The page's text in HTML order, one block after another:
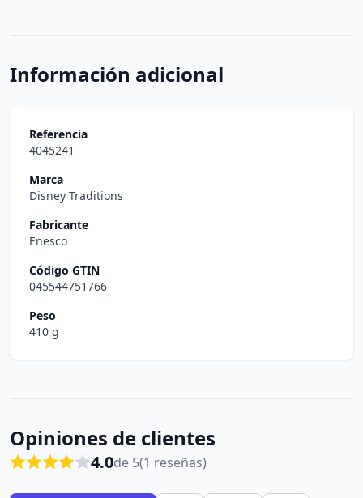
Información adicional
Referencia
4045241
Marca
Disney Traditions
Fabricante
Enesco
Código GTIN
045544751766
Peso
410 g
Opiniones de clientes
4.0de 5(1 reseñas)